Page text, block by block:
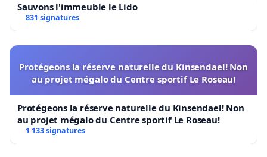
Sauvons l'immeuble le Lido
831 signatures
Protégeons la réserve naturelle du Kinsendael! Non
au projet mégalo du Centre sportif Le Roseau!
Protégeons la réserve naturelle du Kinsendael! Non
au projet mégalo du Centre sportif Le Roseau!
1 133 signatures